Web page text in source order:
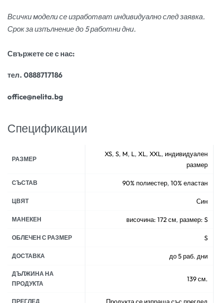
Всички модели се изработват индивидуално след заявка.
Срок за изпълнение до 5 работни дни.
Свържете се с нас:
тел. 0888717186
office@nelita.bg
Спецификации
РАЗМЕР
XS, S, M, L, XL, XXL, индивидуален
размер
СЪСТАВ 90% полиестер, 10% еластан
ЦВЯТ Син
МАНЕКЕН височина: 172 см, размер: S
ОБЛЕЧЕН С РАЗМЕР S
ДОСТАВКА до 5 раб. дни
ДЪЛЖИНА НА
ПРОДУКТА
139 см.
ПРЕГЛЕД